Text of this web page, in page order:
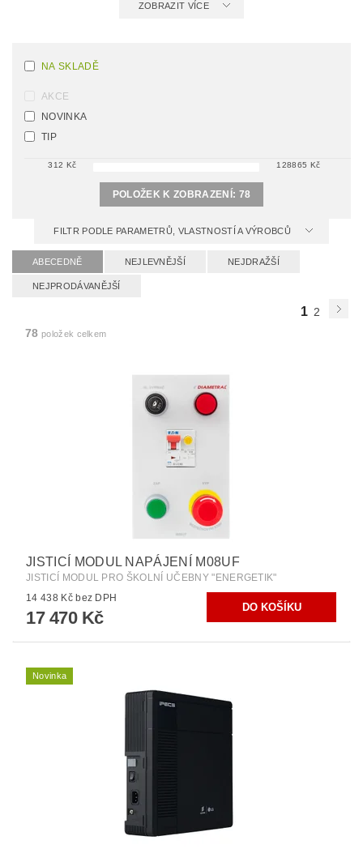
ZOBRAZIT VÍCE
NA SKLADĚ
AKCE
NOVINKA
TIP
312 Kč 128865 Kč
POLOŽEK K ZOBRAZENÍ: 78
FILTR PODLE PARAMETRŮ, VLASTNOSTÍ A VÝROBCŮ
ABECEDNĚ NEJLEVNĚJŠÍ NEJDRAŽŠÍ
NEJPRODÁVANĚJŠÍ
1 2
78 položek celkem
JISTICÍ MODUL NAPÁJENÍ M08UF
JISTICÍ MODUL PRO ŠKOLNÍ UČEBNY "ENERGETIK"
14 438 Kč bez DPH
17 470 Kč
Novinka